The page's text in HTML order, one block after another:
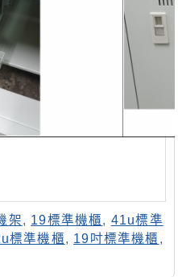
架, 19標準機櫃, 41u標準
標準機櫃, 19吋標準機櫃 ,